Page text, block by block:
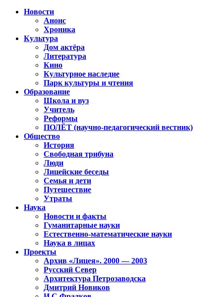
Новости
Анонс
Хроника
Культура
Дом актёра
Литература
Кино
Культурное наследие
Парк культуры и чтения
Образование
Школа и вуз
Учитель
Реформы
ПОЛЁТ (научно-педагогический вестник)
Общество
История
Свободная трибуна
Люди
Лицейские беседы
Семья и дети
Путешествие
Утраты
Наука
Новости и факты
Гуманитарные науки
Естественно-математические науки
Наука в лицах
Проекты
Архив «Лицея». 2000 — 2003
Русский Север
Архитектура Петрозаводска
Дмитрий Новиков